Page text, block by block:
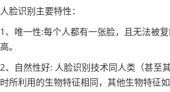
人脸识别主要特性：
1、唯一性:每个人都有一张脸，且无法被
高。
2、自然性好: 人脸识别技术同人类（甚至
时所利用的生物特征相同，其他生物特征